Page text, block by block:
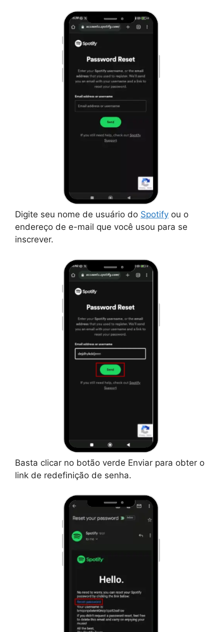
Digite seu nome de usuário do Spotify ou o
endereço de e-mail que você usou para se
inscrever.
Basta clicar no botão verde Enviar para obter o
link de redefinição de senha.